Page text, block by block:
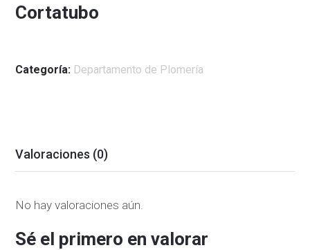
Cortatubo
Categoría: Departamento de Plomería
Valoraciones (0)
No hay valoraciones aún.
Sé el primero en valorar